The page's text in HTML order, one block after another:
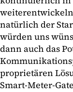
natürlich der
würden uns
dann auch das
proprietären
Smart-Meter-